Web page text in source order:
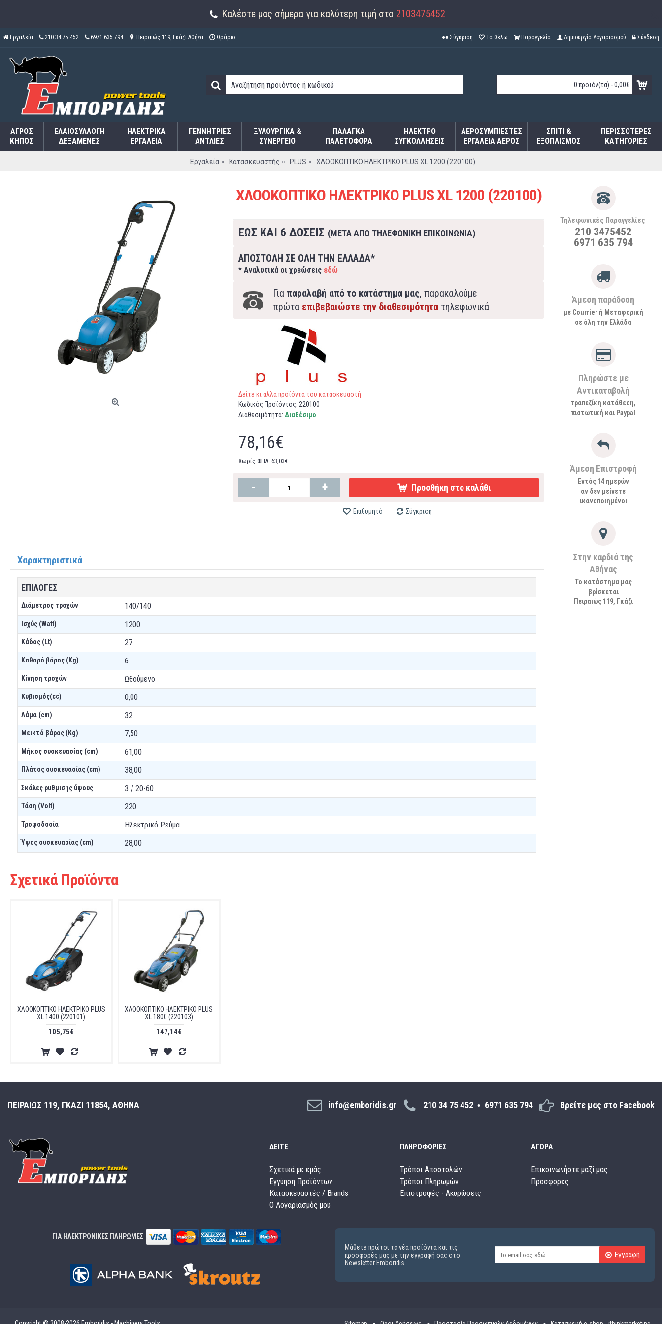
Καλέστε μας σήμερα για καλύτερη τιμή στο 2103475452
Εργαλεία 210 34 75 452 6971 635 794 Πειραιώς 119, Γκάζι Αθήνα Ωράριο Σύγκριση Τα θέλω Παραγγελία Δημιουργία Λογαριασμού Σύνδεση
0 προϊόν(τα) - 0,00€
ΑΓΡΌΣ
ΚΉΠΟΣ
ΕΛΑΙΟΣΥΛΛΟΓΉ
ΔΕΞΑΜΕΝΈΣ
ΗΛΕΚΤΡΙΚΆ
ΕΡΓΑΛΕΊΑ
ΓΕΝΝΉΤΡΙΕΣ
ΑΝΤΛΊΕΣ
ΞΥΛΟΥΡΓΙΚΑ &
ΣΥΝΕΡΓΕΙΟ
ΠΑΛΆΓΚΑ
ΠΑΛΕΤΟΦΌΡΑ
ΗΛΕΚΤΡΟ
ΣΥΓΚΟΛΛΉΣΕΙΣ
ΑΕΡΟΣΥΜΠΙΕΣΤΈΣ
ΕΡΓΑΛΕΊΑ ΑΈΡΟΣ
ΣΠΊΤΙ &
ΕΞΟΠΛΙΣΜΌΣ
ΠΕΡΙΣΣΌΤΕΡΕΣ
ΚΑΤΗΓΟΡΊΕΣ
Εργαλεία Κατασκευαστής PLUS ΧΛΟΟΚΟΠΤΙΚΟ ΗΛΕΚΤΡΙΚΟ PLUS XL 1200 (220100)
Τηλεφωνικές Παραγγελίες
210 3475452
6971 635 794
Άμεση παράδοση
με Courrier ή Μεταφορική
σε όλη την Ελλάδα
Πληρώστε με
Αντικαταβολή
τραπεζίκη κατάθεση,
πιστωτική και Paypal
Άμεση Επιστροφή
Εντός 14 ημερών
αν δεν μείνετε
ικανοποιημένοι
Στην καρδιά της
Αθήνας
Το κατάστημα μας
βρίσκεται
Πειραιώς 119, Γκάζι
ΧΛΟΟΚΟΠΤΙΚΟ ΗΛΕΚΤΡΙΚΟ PLUS XL 1200 (220100)
ΕΩΣ ΚΑΙ 6 ΔΟΣΕΙΣ (ΜΕΤΑ ΑΠΟ ΤΗΛΕΦΩΝΙΚΗ ΕΠΙΚΟΙΝΩΝΙΑ)
ΑΠΟΣΤΟΛΗ ΣΕ ΟΛΗ ΤΗΝ ΕΛΛΑΔΑ*
* Αναλυτικά οι χρεώσεις εδώ
Για παραλαβή από το κατάστημα μας, παρακαλούμε
πρώτα επιβεβαιώστε την διαθεσιμότητατηλεφωνικά
Δείτε κι άλλα προϊόντα του κατασκευαστή
Κωδικός Προϊόντος: 220100
Διαθεσιμότητα: Διαθέσιμο
78,16€
Χωρίς ΦΠΑ: 63,03€
- + Προσθήκη στο καλάθι
Επιθυμητό Σύγκριση
Χαρακτηριστικά
ΕΠΙΛΟΓΕΣ
Διάμετρος τροχών 140/140
Ισχύς (Watt) 1200
Κάδος (Lt) 27
Καθαρό βάρος (Kg) 6
Κίνηση τροχών Ωθούμενο
Κυβισμός(cc) 0,00
Λάμα (cm) 32
Μεικτό βάρος (Kg) 7,50
Μήκος συσκευασίας (cm) 61,00
Πλάτος συσκευασίας (cm) 38,00
Σκάλες ρυθμισης ύψους 3 / 20-60
Τάση (Volt) 220
Τροφοδοσία Ηλεκτρικό Ρεύμα
Ύψος συσκευασίας (cm) 28,00
Σχετικά Προϊόντα
ΧΛΟΟΚΟΠΤΙΚΟ ΗΛΕΚΤΡΙΚΟ PLUS
XL 1400 (220101)
105,75€
ΧΛΟΟΚΟΠΤΙΚΟ ΗΛΕΚΤΡΙΚΟ PLUS
XL 1800 (220103)
147,14€
ΠΕΙΡΑΙΩΣ 119, ΓΚΑΖΙ 11854, ΑΘΗΝΑ info@emboridis.gr 210 34 75 452 6971 635 794 Βρείτε μας στο Facebook
ΔΕΊΤΕ
Σχετικά με εμάς
Εγγύηση Προϊόντων
Κατασκευαστές / Brands
O Λογαριασμός μου
ΠΛΗΡΟΦΟΡΊΕΣ
Τρόποι Αποστολών
Τρόποι Πληρωμών
Επιστροφές - Ακυρώσεις
ΑΓΟΡΆ
Επικοινωνήστε μαζί μας
Προσφορές
ΓΙΑ ΗΛΕΚΤΡΟΝΙΚΕΣ ΠΛΗΡΩΜΕΣ
Μάθετε πρώτοι τα νέα προϊόντα και τις
προσφορές μας με την εγγραφή σας στο
Newsletter Emboridis
Εγγραφή